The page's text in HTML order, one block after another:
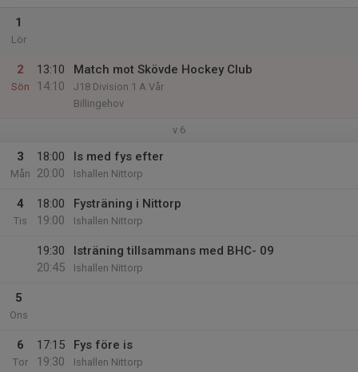
1
Lör
2
Sön
13:10
14:10
Match mot Skövde Hockey Club
J18 Division 1 A Vår
Billingehov
v.6
3
Mån
18:00
20:00
Is med fys efter
Ishallen Nittorp
4
Tis
18:00
19:00
Fysträning i Nittorp
Ishallen Nittorp
19:30
20:45
Isträning tillsammans med BHC- 09
Ishallen Nittorp
5
Ons
6
Tor
17:15
19:30
Fys före is
Ishallen Nittorp